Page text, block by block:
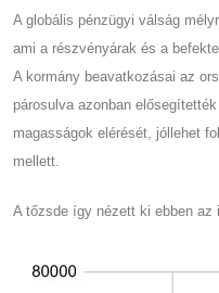
A globális pénzügyi válság
ami a részvényárak és a
A kormány beavatkozásai az
párosulva azonban
magasságok elérését, jóllehet
mellett.
A tőzsde így nézett ki ebben az